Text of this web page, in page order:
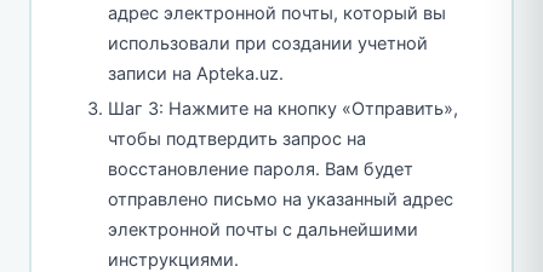
адрес электронной почты, который вы
использовали при создании учетной
записи на Apteka.uz.
Шаг 3: Нажмите на кнопку «Отправить»,
чтобы подтвердить запрос на
восстановление пароля. Вам будет
отправлено письмо на указанный адрес
электронной почты с дальнейшими
инструкциями.